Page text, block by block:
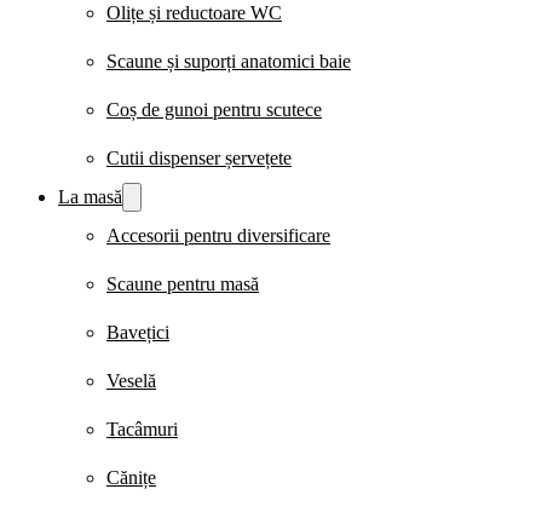
Olițe și reductoare WC
Scaune și suporți anatomici baie
Coș de gunoi pentru scutece
Cutii dispenser șervețete
La masă
Accesorii pentru diversificare
Scaune pentru masă
Bavețici
Veselă
Tacâmuri
Cănițe